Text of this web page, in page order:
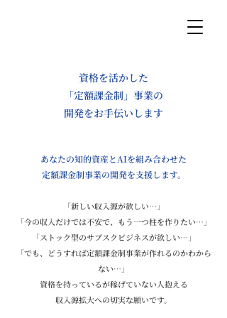
資格を活かした
「定額課金制」事業の
開発をお手伝いします
​あなたの知的資産とAIを組み合わせた
定額課金制事業の開発を支援します。
「新しい収入源が欲しい…」
「今の収入だけでは不安で、もう一つ柱を作りたい…」
「ストック型のサブスクビジネスが欲しい…」
「でも、どうすれば定額課金制事業が作れるのかわから
ない…」
資格を持っているが稼げていない人抱える
収入源拡大への切実な願いです。